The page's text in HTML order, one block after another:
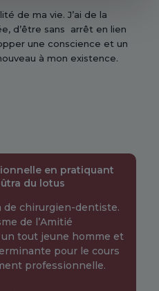
de ma vie. J’ai de la
d’être sans arrêt en lien
une conscience et un
à mon existence.
en pratiquant
du lotus
de chirurgien-dentiste.
de l’Amitié
tout jeune homme et
pour le cours
professionnelle.